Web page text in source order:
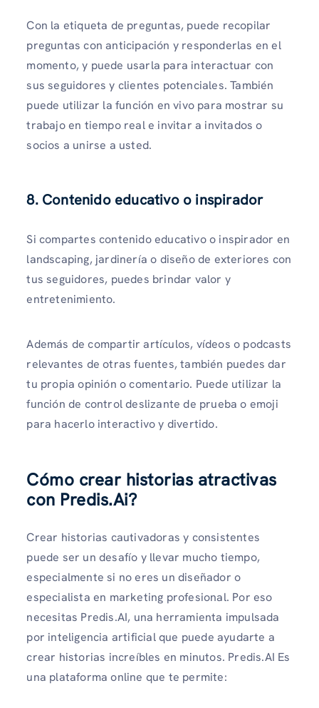
Con la etiqueta de preguntas, puede recopilar
preguntas con anticipación y responderlas en el
momento, y puede usarla para interactuar con
sus seguidores y clientes potenciales. También
puede utilizar la función en vivo para mostrar su
trabajo en tiempo real e invitar a invitados o
socios a unirse a usted.
8. Contenido educativo o inspirador
Si compartes contenido educativo o inspirador en
landscaping, jardinería o diseño de exteriores con
tus seguidores, puedes brindar valor y
entretenimiento.
Además de compartir artículos, vídeos o podcasts
relevantes de otras fuentes, también puedes dar
tu propia opinión o comentario. Puede utilizar la
función de control deslizante de prueba o emoji
para hacerlo interactivo y divertido.
Cómo crear historias atractivas
con Predis.Ai?
Crear historias cautivadoras y consistentes
puede ser un desafío y llevar mucho tiempo,
especialmente si no eres un diseñador o
especialista en marketing profesional. Por eso
necesitas Predis.AI, una herramienta impulsada
por inteligencia artificial que puede ayudarte a
crear historias increíbles en minutos. Predis.AI Es
una plataforma online que te permite: